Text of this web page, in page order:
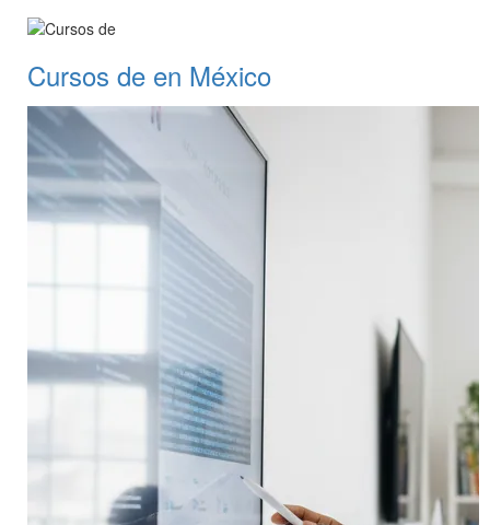
Cursos de en México